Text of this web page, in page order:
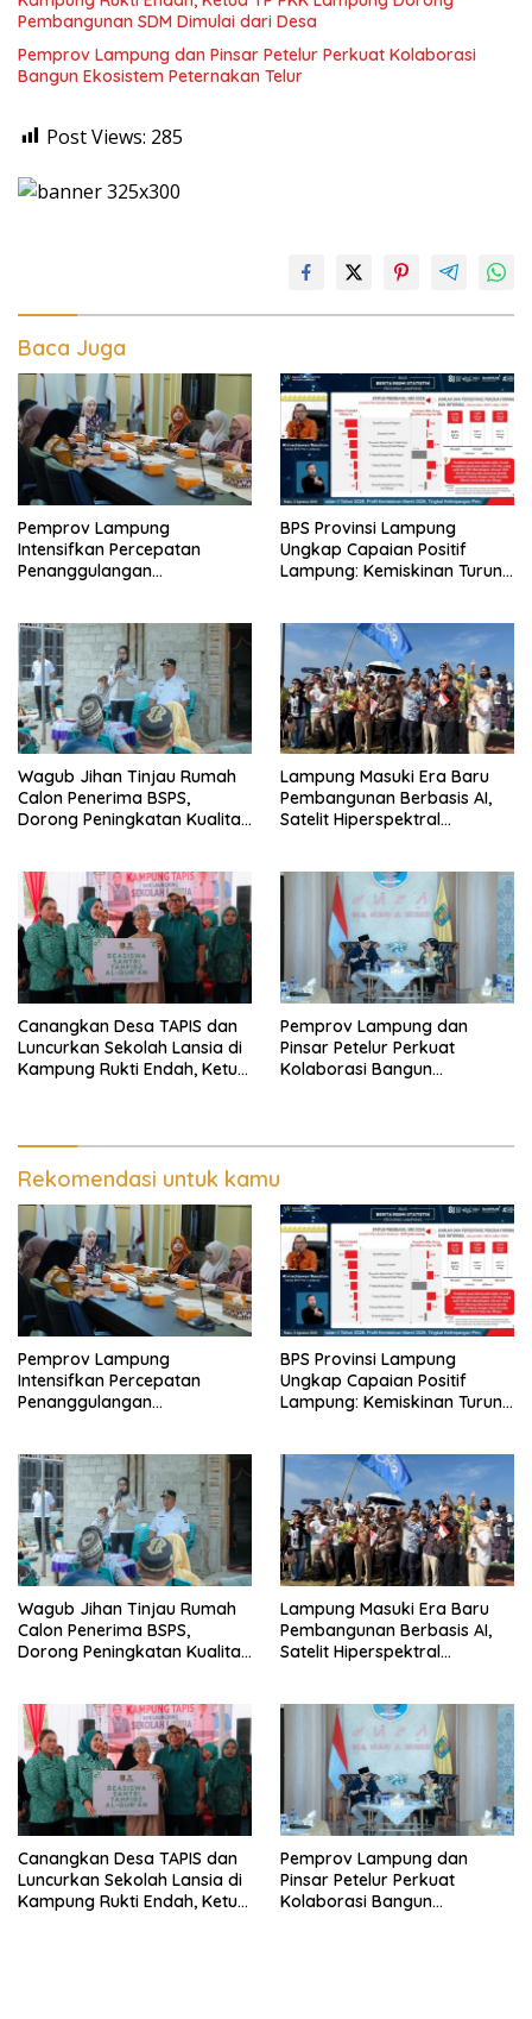
Pembangunan SDM Dimulai dari Desa
Pemprov Lampung dan Pinsar Petelur Perkuat Kolaborasi
Bangun Ekosistem Peternakan Telur
Post Views: 285
Baca Juga
Pemprov Lampung
Intensifkan Percepatan
Penanggulangan
BPS Provinsi Lampung
Ungkap Capaian Positif
Lampung: Kemiskinan Turun,
Wagub Jihan Tinjau Rumah
Calon Penerima BSPS,
Dorong Peningkatan Kualitas
Lampung Masuki Era Baru
Pembangunan Berbasis AI,
Satelit Hiperspektral
Canangkan Desa TAPIS dan
Luncurkan Sekolah Lansia di
Kampung Rukti Endah, Ketua
Pemprov Lampung dan
Pinsar Petelur Perkuat
Kolaborasi Bangun
Rekomendasi untuk kamu
Pemprov Lampung
Intensifkan Percepatan
Penanggulangan
BPS Provinsi Lampung
Ungkap Capaian Positif
Lampung: Kemiskinan Turun,
Wagub Jihan Tinjau Rumah
Calon Penerima BSPS,
Dorong Peningkatan Kualitas
Lampung Masuki Era Baru
Pembangunan Berbasis AI,
Satelit Hiperspektral
Canangkan Desa TAPIS dan
Luncurkan Sekolah Lansia di
Kampung Rukti Endah, Ketua
Pemprov Lampung dan
Pinsar Petelur Perkuat
Kolaborasi Bangun